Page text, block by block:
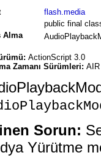
flash.media
public final
Alma
ActionScript 3.0
Zamanı Sürümleri:
Sorun:
Yürütme